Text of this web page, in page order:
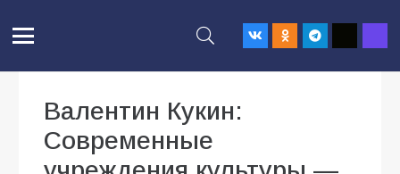
Валентин Кукин:
Современные